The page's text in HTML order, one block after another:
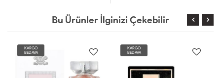
Bu Ürünler İlginizi Çekebilir
KARGO
BEDAVA
KARGO
BEDAVA